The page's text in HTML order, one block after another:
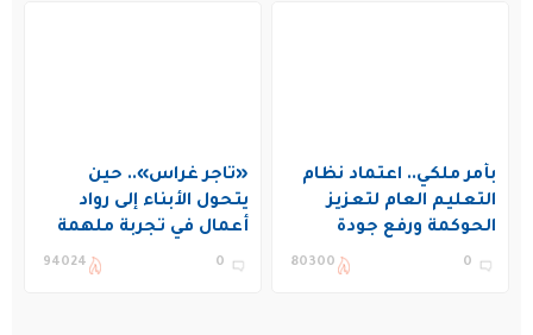
بأمر ملكي.. اعتماد نظام
التعليم العام لتعزيز
الحوكمة ورفع جودة
التعليم في المملكة
0
80300
«تاجر غراس».. حين
يتحول الأبناء إلى رواد
أعمال في تجربة ملهمة
بنادي غراس الصيفي
0
94024